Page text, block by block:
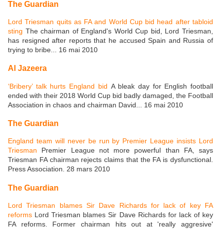
The Guardian
Lord Triesman quits as FA and World Cup bid head after tabloid
sting The chairman of England's World Cup bid, Lord Triesman,
has resigned after reports that he accused Spain and Russia of
trying to bribe... 16 mai 2010
Al Jazeera
‘Bribery’ talk hurts England bid A bleak day for English football
ended with their 2018 World Cup bid badly damaged, the Football
Association in chaos and chairman David... 16 mai 2010
The Guardian
England team will never be run by Premier League insists Lord
Triesman Premier League not more powerful than FA, says
Triesman FA chairman rejects claims that the FA is dysfunctional.
Press Association. 28 mars 2010
The Guardian
Lord Triesman blames Sir Dave Richards for lack of key FA
reforms Lord Triesman blames Sir Dave Richards for lack of key
FA reforms. Former chairman hits out at 'really aggresive'